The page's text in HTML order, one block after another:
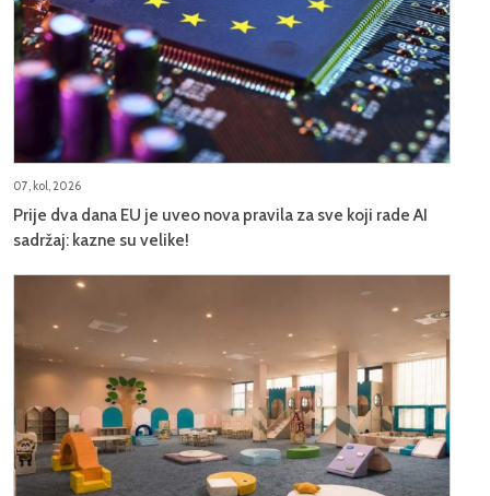
07, kol, 2026
Prije dva dana EU je uveo nova pravila za sve koji rade AI
sadržaj: kazne su velike!